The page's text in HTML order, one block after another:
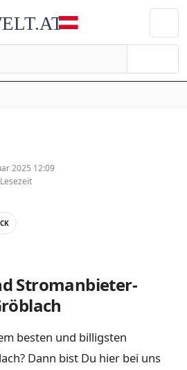
2025 12:09
Stromanbieter-
besten und billigsten
Dann bist Du hier bei uns